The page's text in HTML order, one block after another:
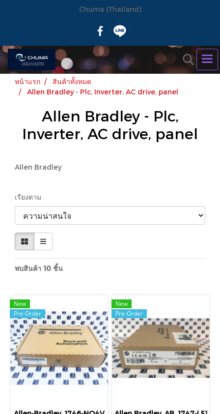
Chuma (Thailand)
หน้าแรก
สินค้าทั้งหมด
Allen Bradley - Plc, Inverter, AC drive, panel
Allen Bradley - Plc,
Inverter, AC drive, panel
Allen Bradley
เรียงตาม
พบสินค้า 10 ชิ้น
New
Pre-Order
New
Pre-Order